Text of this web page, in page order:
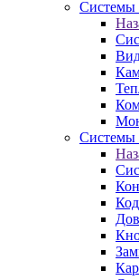
Системы
Системы